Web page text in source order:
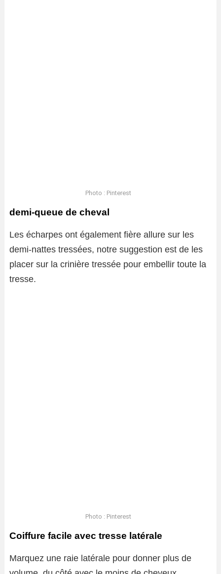
Photo : Pinterest
demi-queue de cheval
Les écharpes ont également fière allure sur les
demi-nattes tressées, notre suggestion est de les
placer sur la crinière tressée pour embellir toute la
tresse.
Photo : Pinterest
Coiffure facile avec tresse latérale
Marquez une raie latérale pour donner plus de